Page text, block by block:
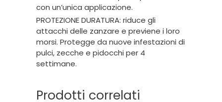
con un’unica applicazione.
PROTEZIONE DURATURA: riduce gli
attacchi delle zanzare e previene i loro
morsi. Protegge da nuove infestazioni di
pulci, zecche e pidocchi per 4
settimane.
Prodotti correlati